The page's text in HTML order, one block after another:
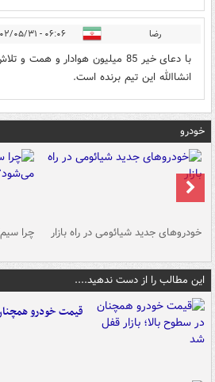
رضا ۰۶:۰۶ - ۱۴۰۲/۰۵/۳۱
با دعای خیر 85 میلیون هوادار و
انشاالله این تیم برنده است.
خودرو
خودروهای جدید شیائومی در راه بازار چرا
این مطالب را از دست ندهید....
قیمت خودرو